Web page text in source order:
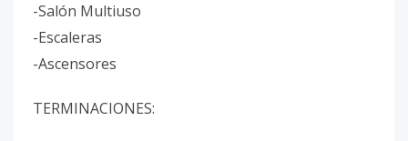
-Salón Multiuso
-Escaleras
-Ascensores
TERMINACIONES: